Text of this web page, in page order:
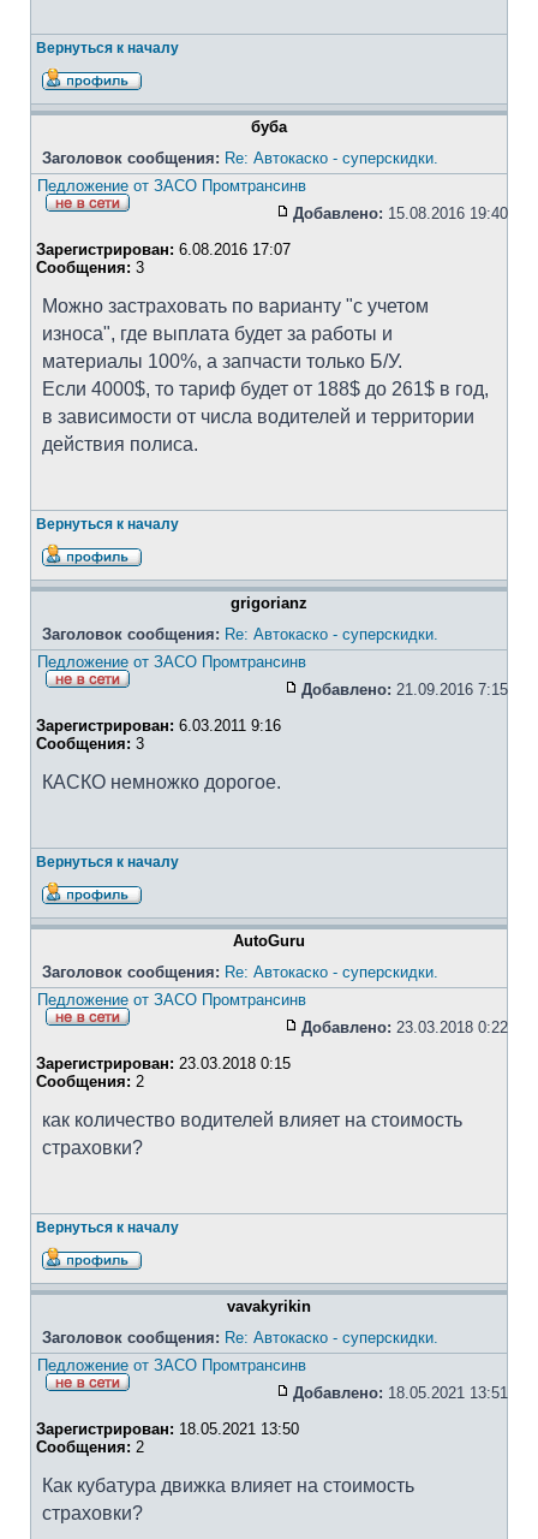
Вернуться к началу
буба
Заголовок сообщения: Re: Автокаско - суперскидки.
Педложение от ЗАСО Промтрансинв
Добавлено: 15.08.2016 19:40
Зарегистрирован: 6.08.2016 17:07
Сообщения: 3
Можно застраховать по варианту "с учетом
износа", где выплата будет за работы и
материалы 100%, а запчасти только Б/У.
Если 4000$, то тариф будет от 188$ до 261$ в год,
в зависимости от числа водителей и территории
действия полиса.
Вернуться к началу
grigorianz
Заголовок сообщения: Re: Автокаско - суперскидки.
Педложение от ЗАСО Промтрансинв
Добавлено: 21.09.2016 7:15
Зарегистрирован: 6.03.2011 9:16
Сообщения: 3
КАСКО немножко дорогое.
Вернуться к началу
AutoGuru
Заголовок сообщения: Re: Автокаско - суперскидки.
Педложение от ЗАСО Промтрансинв
Добавлено: 23.03.2018 0:22
Зарегистрирован: 23.03.2018 0:15
Сообщения: 2
как количество водителей влияет на стоимость
страховки?
Вернуться к началу
vavakyrikin
Заголовок сообщения: Re: Автокаско - суперскидки.
Педложение от ЗАСО Промтрансинв
Добавлено: 18.05.2021 13:51
Зарегистрирован: 18.05.2021 13:50
Сообщения: 2
Как кубатура движка влияет на стоимость
страховки?